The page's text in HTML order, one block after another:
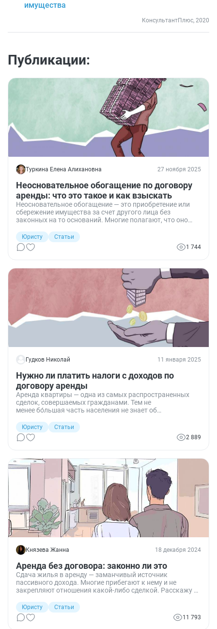
имущества
КонсультантПлюс, 2020
Публикации:
Туркина Елена Алихановна 27 ноября 2025
Неосновательное обогащение по договору
аренды: что это такое и как взыскать
Неосновательное обогащение — это приобретение или
сбережение имущества за счет другого лица без
законных на то оснований. Многие полагают, что оно
договорных отношений. Однако неправомерное
обогащение может иметь место и тогда, когда
договорные отношения существуют: например, по
Юристу
Статьи
1 744
Гудков Николай 11 января 2025
Нужно ли платить налоги с доходов по
договору аренды
Аренда квартиры — одна из самых распространенных
сделок, совершаемых гражданами. Тем не
менее бо́льшая часть населения не знает об
правильной квалификации, из-за чего могут возникать
неприятные ситуации. В частности, нередко возникает
вопрос: нужно ли платить НДФЛ при сдаче
Юристу
Статьи
2 889
Князева Жанна 18 декабря 2024
Аренда без договора: законно ли это
Сдача жилья в аренду — заманчивый источник
пассивного дохода. Многие прибегают к нему и не
закрепляют отношения какой-либо сделкой. Расскажу о
последствия ждут обе стороны.
Юристу
Статьи
11 793